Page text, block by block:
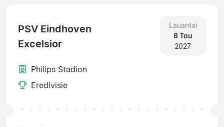
PSV Eindhoven
Excelsior
Lauantai
8 Tou
2027
Philips Stadion
Eredivisie